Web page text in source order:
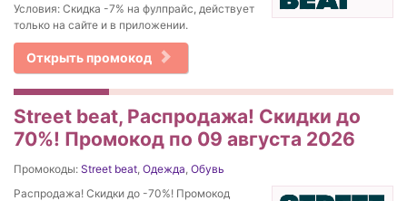
Условия: Cкидка -7% на фулпрайс, действует
только на сайте и в приложении.
Открыть промокод
Street beat, Распродажа! Скидки до
70%! Промокод по 09 августа 2026
Промокоды: Street beat, Одежда, Обувь
Распродажа! Скидки до -70%! Промокод